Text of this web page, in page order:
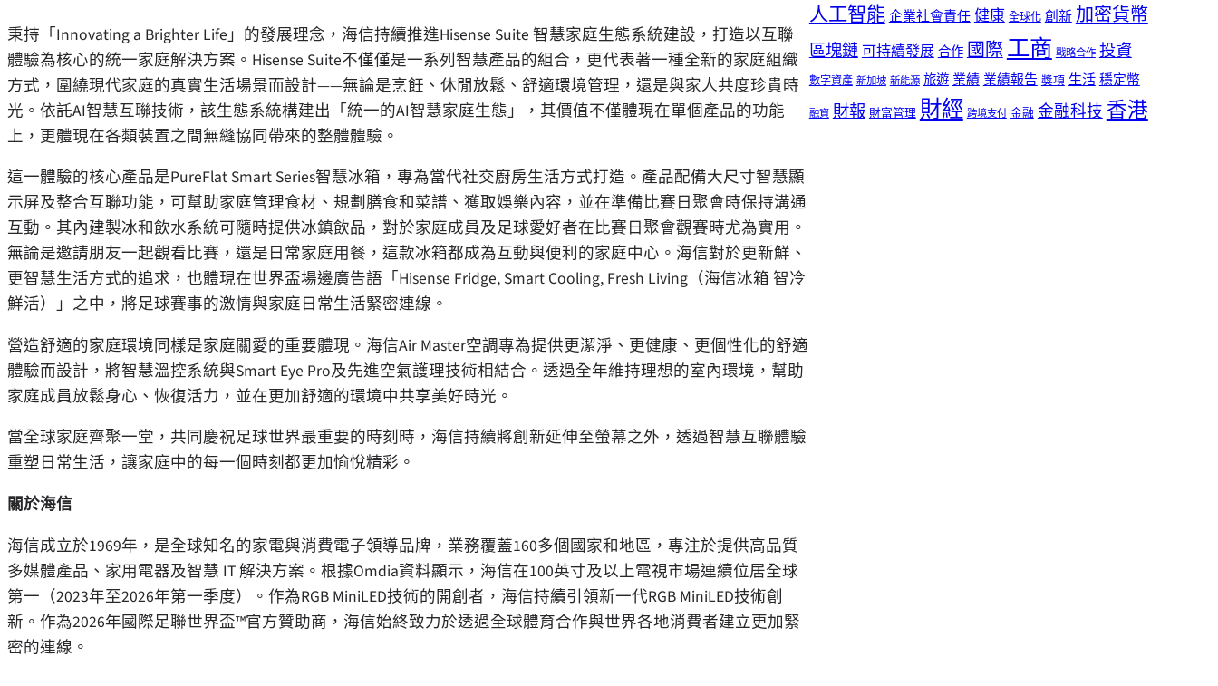
秉持「Innovating a Brighter Life」的發展理念，海信持續推進Hisense Suite 智慧家庭生態系統建設，打造以互聯
體驗為核心的統一家庭解決方案。Hisense Suite不僅僅是一系列智慧產品的組合，更代表著一種全新的家庭組織
方式，圍繞現代家庭的真實生活場景而設計——無論是烹飪、休閒放鬆、舒適環境管理，還是與家人共度珍貴時
光。依託AI智慧互聯技術，該生態系統構建出「統一的AI智慧家庭生態」，其價值不僅體現在單個產品的功能
上，更體現在各類裝置之間無縫協同帶來的整體體驗。
這一體驗的核心產品是PureFlat Smart Series智慧冰箱，專為當代社交廚房生活方式打造。產品配備大尺寸智慧顯
示屏及整合互聯功能，可幫助家庭管理食材、規劃膳食和菜譜、獲取娛樂內容，並在準備比賽日聚會時保持溝通
互動。其內建製冰和飲水系統可隨時提供冰鎮飲品，對於家庭成員及足球愛好者在比賽日聚會觀賽時尤為實用。
無論是邀請朋友一起觀看比賽，還是日常家庭用餐，這款冰箱都成為互動與便利的家庭中心。海信對於更新鮮、
更智慧生活方式的追求，也體現在世界盃場邊廣告語「Hisense Fridge, Smart Cooling, Fresh Living（海信冰箱 智冷
鮮活）」之中，將足球賽事的激情與家庭日常生活緊密連線。
營造舒適的家庭環境同樣是家庭關愛的重要體現。海信Air Master空調專為提供更潔淨、更健康、更個性化的舒適
體驗而設計，將智慧溫控系統與Smart Eye Pro及先進空氣護理技術相結合。透過全年維持理想的室內環境，幫助
家庭成員放鬆身心、恢復活力，並在更加舒適的環境中共享美好時光。
當全球家庭齊聚一堂，共同慶祝足球世界最重要的時刻時，海信持續將創新延伸至螢幕之外，透過智慧互聯體驗
重塑日常生活，讓家庭中的每一個時刻都更加愉悅精彩。
關於海信
海信成立於1969年，是全球知名的家電與消費電子領導品牌，業務覆蓋160多個國家和地區，專注於提供高品質
多媒體產品、家用電器及智慧 IT 解決方案。根據Omdia資料顯示，海信在100英寸及以上電視市場連續位居全球
第一（2023年至2026年第一季度）。作為RGB MiniLED技術的開創者，海信持續引領新一代RGB MiniLED技術創
新。作為2026年國際足聯世界盃™官方贊助商，海信始終致力於透過全球體育合作與世界各地消費者建立更加緊
密的連線。
人工智能企業社會責任健康 全球化 創新 加密貨幣
區塊鏈可持續發展合作國際工商 戰略合作 投資
數字資產 新加坡 新能源 旅遊業績業績報告 獎項 生活穩定幣
融資 財報 財富管理 財經 跨境支付 金融 金融科技香港